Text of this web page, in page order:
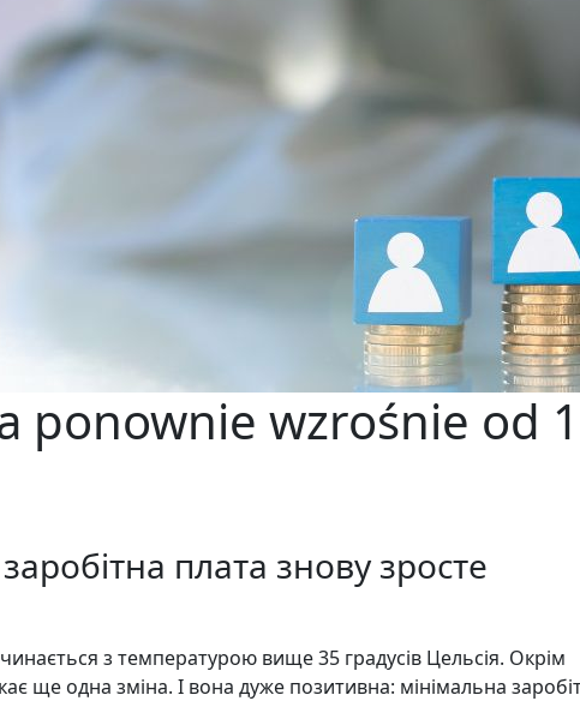
ponownie wzrośnie od 1
плата знову зросте
з температурою вище 35 градусів Цельсія. Окрім
ще одна зміна. І вона дуже позитивна: мінімальна